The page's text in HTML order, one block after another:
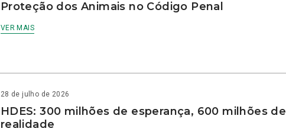
Proteção dos Animais no Código Penal
VER MAIS
28 de julho de 2026
HDES: 300 milhões de esperança, 600 milhões de
realidade